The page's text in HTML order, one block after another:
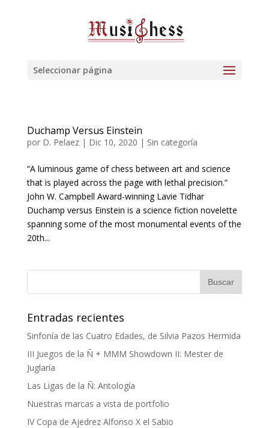
Seleccionar página
Duchamp Versus Einstein
por D. Pelaez| Dic 10, 2020 | Sin categoría
“A luminous game of chess between art and science
that is played across the page with lethal precision.”
John W. Campbell Award-winning Lavie Tidhar
Duchamp versus Einstein is a science fiction novelette
spanning some of the most monumental events of the
20th...
Entradas recientes
Sinfonía de las Cuatro Edades, de Silvia Pazos Hermida
III Juegos de la Ñ + MMM Showdown II: Mester de
Juglaría
Las Ligas de la Ñ: Antología
Nuestras marcas a vista de portfolio
IV Copa de Ajedrez Alfonso X el Sabio